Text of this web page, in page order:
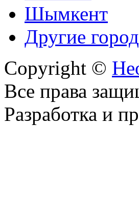
Шымкент
Другие
Copyright ©
Все права
Разработка и